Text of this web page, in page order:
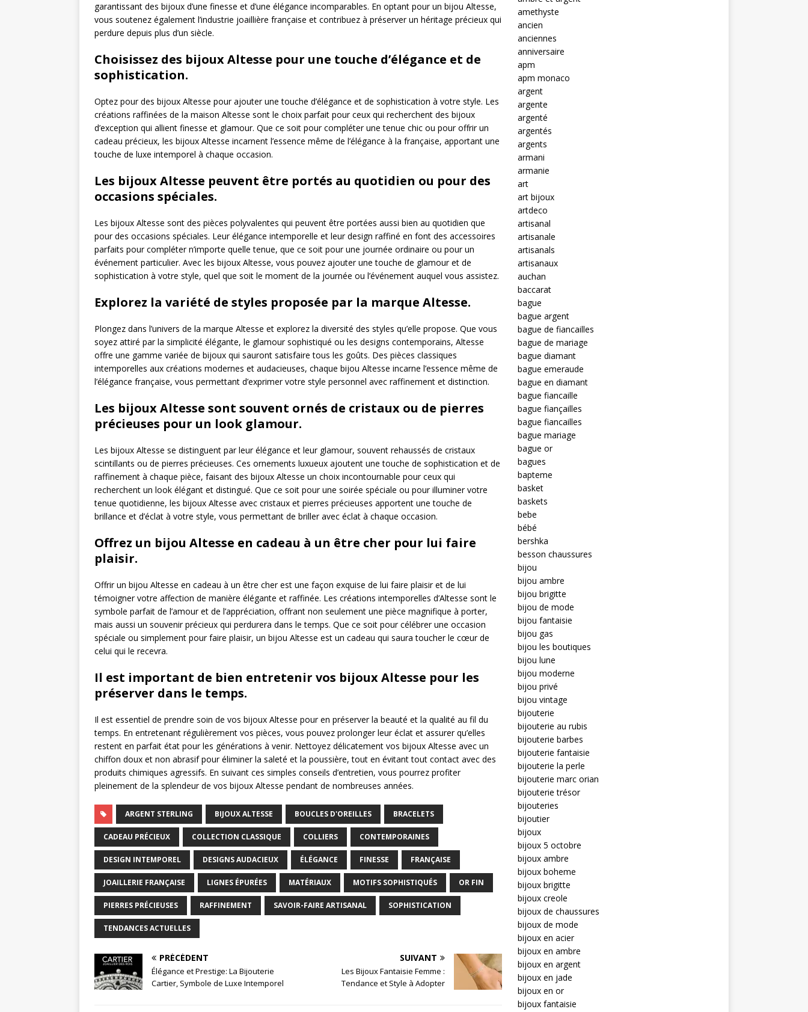
garantissant des bijoux d’une finesse et d’une élégance incomparables. En optant pour un bijou Altesse,
vous soutenez également l’industrie joaillière française et contribuez à préserver un héritage précieux qui
perdure depuis plus d’un siècle.
Choisissez des bijoux Altesse pour une touche d’élégance et de
sophistication.
Optez pour des bijoux Altesse pour ajouter une touche d’élégance et de sophistication à votre style. Les
créations raffinées de la maison Altesse sont le choix parfait pour ceux qui recherchent des bijoux
d’exception qui allient finesse et glamour. Que ce soit pour compléter une tenue chic ou pour offrir un
cadeau précieux, les bijoux Altesse incarnent l’essence même de l’élégance à la française, apportant une
touche de luxe intemporel à chaque occasion.
Les bijoux Altesse peuvent être portés au quotidien ou pour des
occasions spéciales.
Les bijoux Altesse sont des pièces polyvalentes qui peuvent être portées aussi bien au quotidien que
pour des occasions spéciales. Leur élégance intemporelle et leur design raffiné en font des accessoires
parfaits pour compléter n’importe quelle tenue, que ce soit pour une journée ordinaire ou pour un
événement particulier. Avec les bijoux Altesse, vous pouvez ajouter une touche de glamour et de
sophistication à votre style, quel que soit le moment de la journée ou l’événement auquel vous assistez.
Explorez la variété de styles proposée par la marque Altesse.
Plongez dans l’univers de la marque Altesse et explorez la diversité des styles qu’elle propose. Que vous
soyez attiré par la simplicité élégante, le glamour sophistiqué ou les designs contemporains, Altesse
offre une gamme variée de bijoux qui sauront satisfaire tous les goûts. Des pièces classiques
intemporelles aux créations modernes et audacieuses, chaque bijou Altesse incarne l’essence même de
l’élégance française, vous permettant d’exprimer votre style personnel avec raffinement et distinction.
Les bijoux Altesse sont souvent ornés de cristaux ou de pierres
précieuses pour un look glamour.
Les bijoux Altesse se distinguent par leur élégance et leur glamour, souvent rehaussés de cristaux
scintillants ou de pierres précieuses. Ces ornements luxueux ajoutent une touche de sophistication et de
raffinement à chaque pièce, faisant des bijoux Altesse un choix incontournable pour ceux qui
recherchent un look élégant et distingué. Que ce soit pour une soirée spéciale ou pour illuminer votre
tenue quotidienne, les bijoux Altesse avec cristaux et pierres précieuses apportent une touche de
brillance et d’éclat à votre style, vous permettant de briller avec éclat à chaque occasion.
Offrez un bijou Altesse en cadeau à un être cher pour lui faire
plaisir.
Offrir un bijou Altesse en cadeau à un être cher est une façon exquise de lui faire plaisir et de lui
témoigner votre affection de manière élégante et raffinée. Les créations intemporelles d’Altesse sont le
symbole parfait de l’amour et de l’appréciation, offrant non seulement une pièce magnifique à porter,
mais aussi un souvenir précieux qui perdurera dans le temps. Que ce soit pour célébrer une occasion
spéciale ou simplement pour faire plaisir, un bijou Altesse est un cadeau qui saura toucher le cœur de
celui qui le recevra.
Il est important de bien entretenir vos bijoux Altesse pour les
préserver dans le temps.
Il est essentiel de prendre soin de vos bijoux Altesse pour en préserver la beauté et la qualité au fil du
temps. En entretenant régulièrement vos pièces, vous pouvez prolonger leur éclat et assurer qu’elles
restent en parfait état pour les générations à venir. Nettoyez délicatement vos bijoux Altesse avec un
chiffon doux et non abrasif pour éliminer la saleté et la poussière, tout en évitant tout contact avec des
produits chimiques agressifs. En suivant ces simples conseils d’entretien, vous pourrez profiter
pleinement de la splendeur de vos bijoux Altesse pendant de nombreuses années.
ARGENT STERLING BIJOUX ALTESSE BOUCLES D'OREILLES BRACELETS
CADEAU PRÉCIEUX COLLECTION CLASSIQUE COLLIERS CONTEMPORAINES
DESIGN INTEMPOREL DESIGNS AUDACIEUX ÉLÉGANCE FINESSE FRANÇAISE
JOAILLERIE FRANÇAISE LIGNES ÉPURÉES MATÉRIAUX MOTIFS SOPHISTIQUÉS OR FIN
PIERRES PRÉCIEUSES RAFFINEMENT SAVOIR-FAIRE ARTISANAL SOPHISTICATION
TENDANCES ACTUELLES
PRÉCÉDENT
Élégance et Prestige: La Bijouterie
Cartier, Symbole de Luxe Intemporel
SUIVANT
Les Bijoux Fantaisie Femme :
Tendance et Style à Adopter
amethyste
ancien
anciennes
anniversaire
apm
apm monaco
argent
argente
argenté
argentés
argents
armani
armanie
art
art bijoux
artdeco
artisanal
artisanale
artisanals
artisanaux
auchan
baccarat
bague
bague argent
bague de fiancailles
bague de mariage
bague diamant
bague emeraude
bague en diamant
bague fiancaille
bague fiançailles
bague fiancailles
bague mariage
bague or
bagues
bapteme
basket
baskets
bebe
bébé
bershka
besson chaussures
bijou
bijou ambre
bijou brigitte
bijou de mode
bijou fantaisie
bijou gas
bijou les boutiques
bijou lune
bijou moderne
bijou privé
bijou vintage
bijouterie
bijouterie au rubis
bijouterie barbes
bijouterie fantaisie
bijouterie la perle
bijouterie marc orian
bijouterie trésor
bijouteries
bijoutier
bijoux
bijoux 5 octobre
bijoux ambre
bijoux boheme
bijoux brigitte
bijoux creole
bijoux de chaussures
bijoux de mode
bijoux en acier
bijoux en ambre
bijoux en argent
bijoux en jade
bijoux en or
bijoux fantaisie